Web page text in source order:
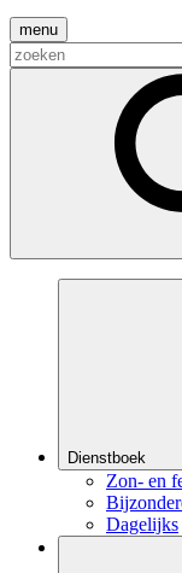
menu
Dienstboek
Zon- en
Dagelijks